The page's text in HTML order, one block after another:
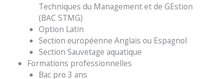
Techniques du Management et de GEstion
(BAC STMG)
Option Latin
Section européenne Anglais ou Espagnol
Section Sauvetage aquatique
Formations professionnelles
Bac pro 3 ans